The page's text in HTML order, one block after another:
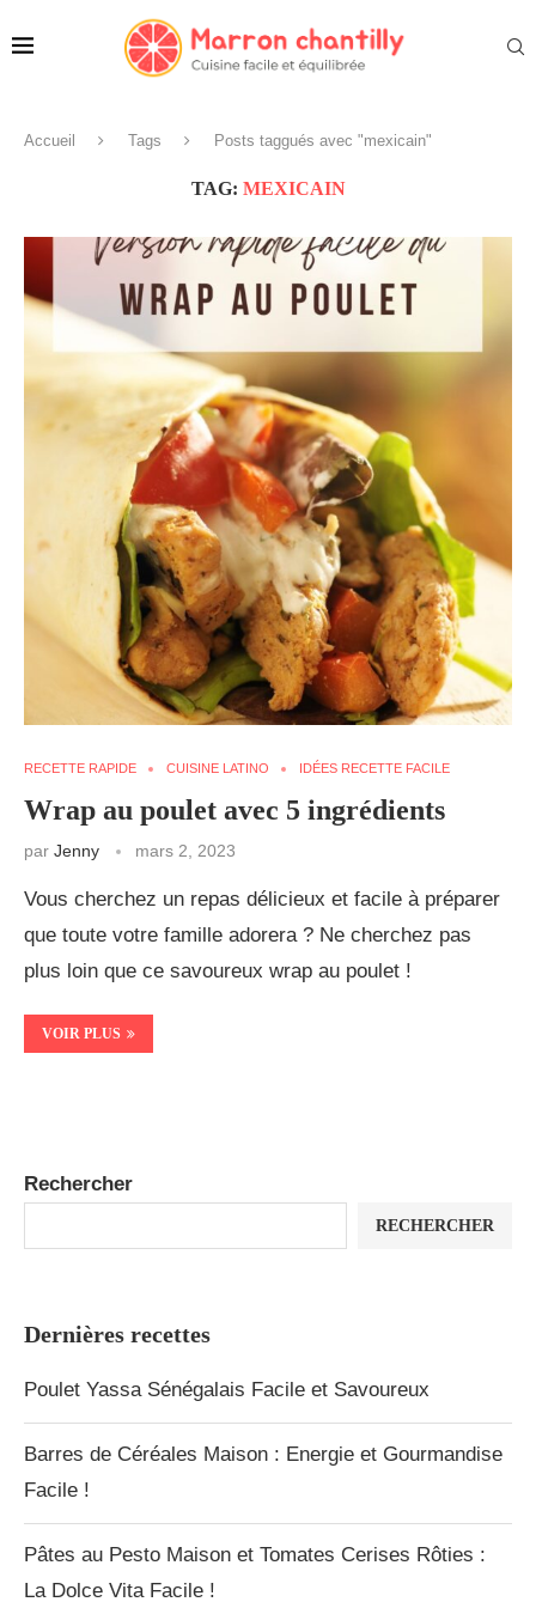
Accueil Tags Posts taggués avec "mexicain"
TAG: MEXICAIN
RECETTE RAPIDE CUISINE LATINO IDÉES RECETTE FACILE
Wrap au poulet avec 5 ingrédients
par Jenny mars 2, 2023
Vous cherchez un repas délicieux et facile à préparer
que toute votre famille adorera ? Ne cherchez pas
plus loin que ce savoureux wrap au poulet !
VOIR PLUS
Rechercher
RECHERCHER
Dernières recettes
Poulet Yassa Sénégalais Facile et Savoureux
Barres de Céréales Maison : Energie et Gourmandise
Facile !
Pâtes au Pesto Maison et Tomates Cerises Rôties :
La Dolce Vita Facile !